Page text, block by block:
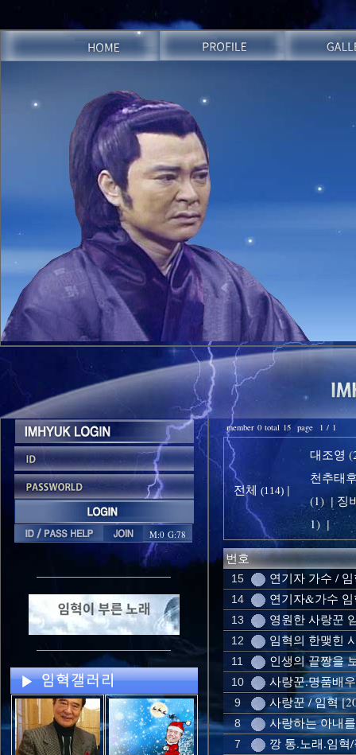
M:0 G:78
member 0 total 15 page 1 / 1
전체 (114) |
대조영
천추태
(1) | 징
1) |
번호
15 연기자 가수 /
14 연기자&가수
13 영원한 사랑꾼
12 임혁의 한맺힌
11 인생의 끝짱을
10 사랑꾼.명품배
9 사랑꾼 / 임혁
8 사랑하는 아내
7 깡 통.노래.임혁